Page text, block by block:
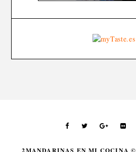
2MANDARINAS EN MI COCINA ©